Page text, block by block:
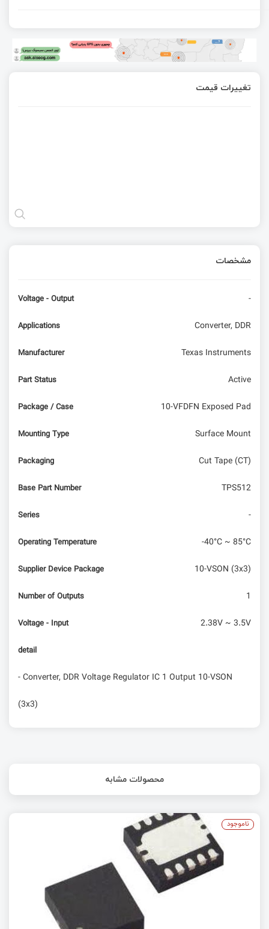
تغییرات قیمت
مشخصات
Voltage - Output -
Applications Converter, DDR
Manufacturer Texas Instruments
Part Status Active
Package / Case 10-VFDFN Exposed Pad
Mounting Type Surface Mount
Packaging Cut Tape (CT)
Base Part Number TPS512
Series -
Operating Temperature -40°C ~ 85°C
Supplier Device Package 10-VSON (3x3)
Number of Outputs 1
Voltage - Input 2.38V ~ 3.5V
detail
- Converter, DDR Voltage Regulator IC 1 Output 10-VSON
(3x3)
محصولات مشابه
ناموجود